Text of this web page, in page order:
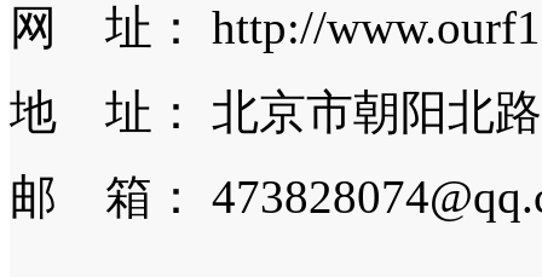
网 址： http://
地 址： 北京市朝阳北
邮 箱：